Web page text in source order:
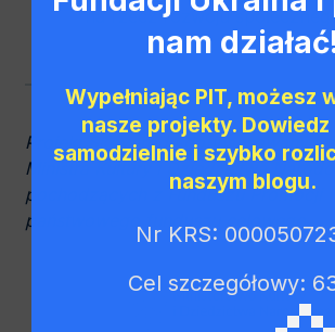
na rzecz rozwoju
Projekt Skovoroda dofinansowany
Ministra Kultury i Dziedzictwa
pochodzących z Funduszu Promocji
państwowego funduszu celowego.
nam
Wypełniając PIT, możesz
nasze projekty. Dowiedz
samodzielnie i szybko
naszym blogu.
Nr KRS:
Cel szczegółowy: